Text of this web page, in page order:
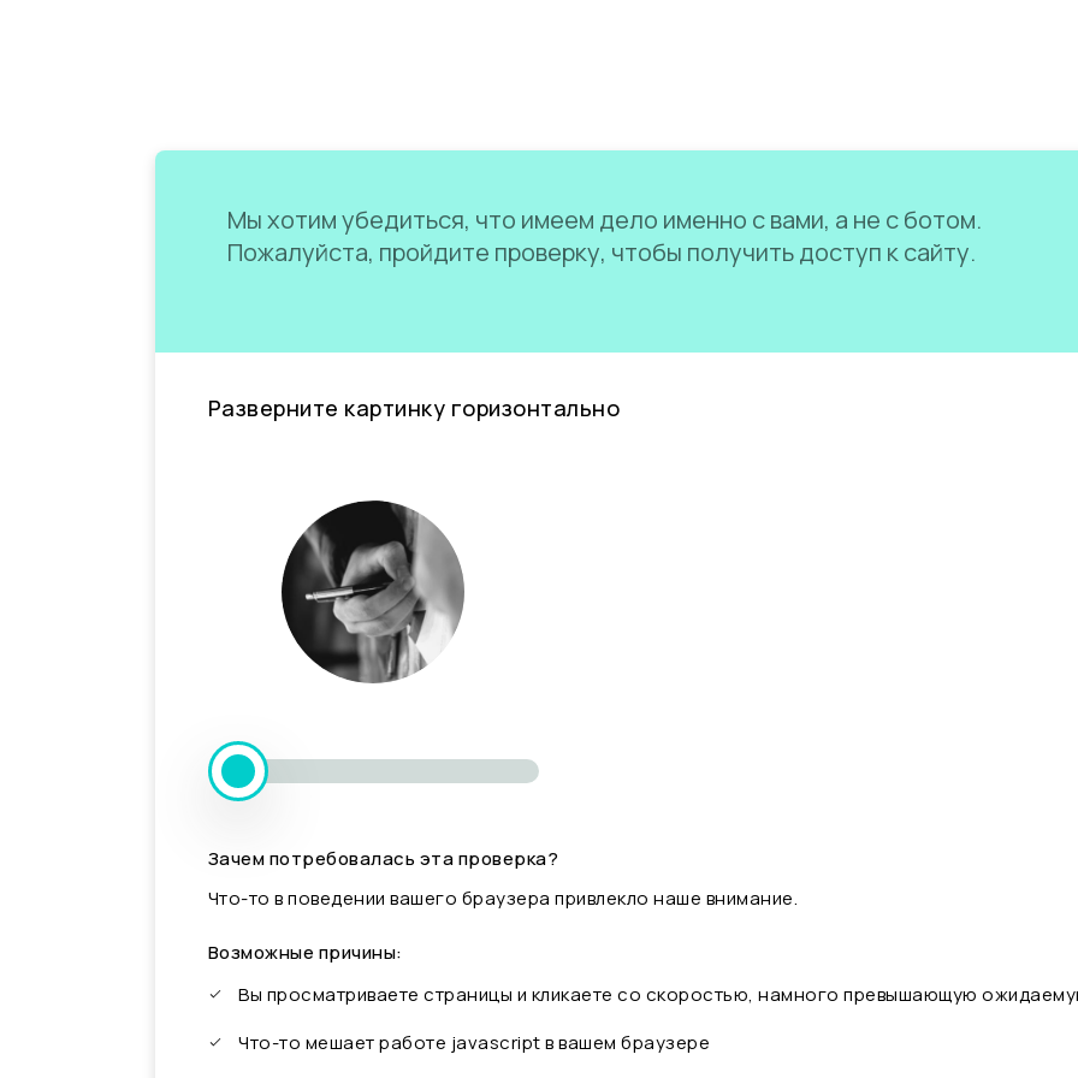
Мы хотим убедиться, что имеем дело именно с вами, а не с ботом.
Пожалуйста, пройдите проверку, чтобы получить доступ к сайту.
Разверните картинку горизонтально
Зачем потребовалась эта проверка?
Что-то в поведении вашего браузера привлекло наше внимание.
Возможные причины:
Вы просматриваете страницы и кликаете со скоростью, намного превышающую
Что-то мешает работе javascript в вашем браузере